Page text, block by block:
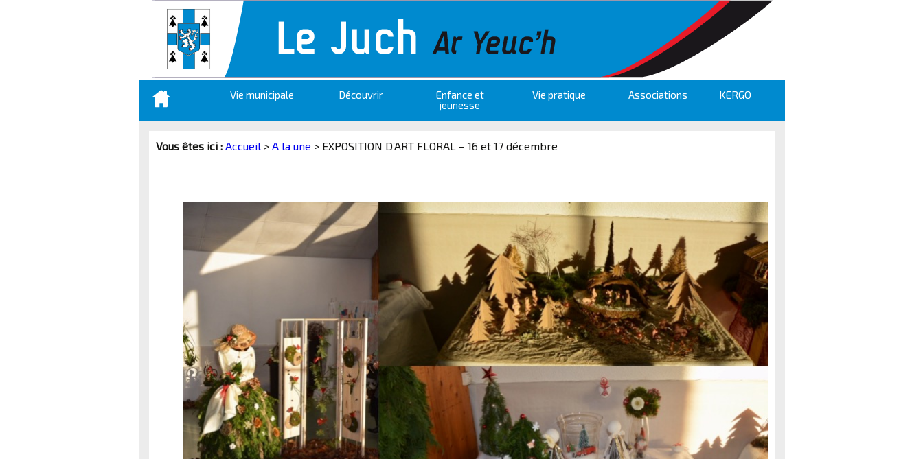
Aller
contenu
Vie municipale Découvrir
Enfance et
jeunesse
Vie pratique Associations KERGO
Vous êtes ici : Accueil> A la une > EXPOSITION D’ART FLORAL – 16 et 17 décembre